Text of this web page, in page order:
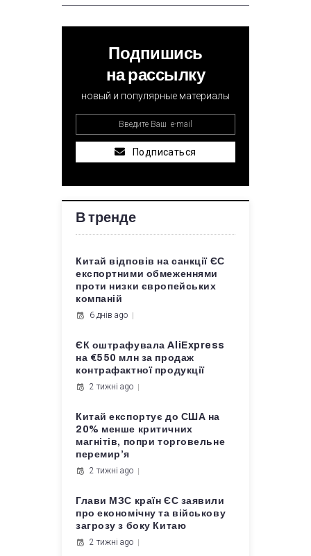
Подпишись
на рассылку
новый и популярные материалы
Подписаться
В тренде
Китай відповів на санкції ЄС
експортними обмеженнями
проти низки європейських
компаній
6 днів ago
ЄК оштрафувала AliExpress
на €550 млн за продаж
контрафактної продукції
2 тижні ago
Китай експортує до США на
20% менше критичних
магнітів, попри торговельне
перемир’я
2 тижні ago
Глави МЗС країн ЄС заявили
про економічну та військову
загрозу з боку Китаю
2 тижні ago